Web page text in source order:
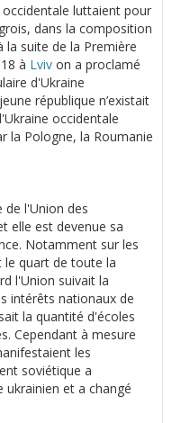
luttaient pour
dans la composition
la suite de la Première
à Lviv on a proclamé
d'Ukraine
république n’existait
occidentale
la Pologne, la Roumanie
de l'Union des
elle est devenue sa
Notamment sur les
le quart de toute la
l'Union suivait la
intérêts nationaux de
la quantité d'écoles
Cependant à mesure
les
soviétique a
et a changé